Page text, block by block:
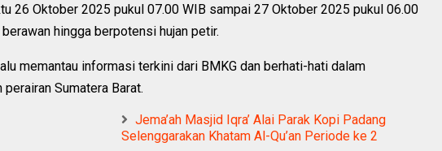
26 Oktober 2025 pukul 07.00 WIB sampai 27 Oktober 2025 pukul 06.00
hingga berpotensi hujan petir.
memantau informasi terkini dari BMKG dan berhati-hati dalam
Sumatera Barat.
Jema’ah Masjid Iqra’ Alai Parak Kopi Padang
Selenggarakan Khatam Al-Qu’an Periode ke 2